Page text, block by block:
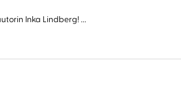
Inka Lindberg! ...